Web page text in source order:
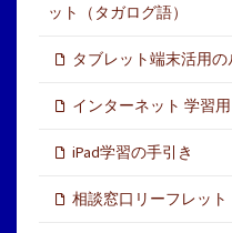
ット（タガログ語）
タブレット端末活用
インターネット 学習
iPad学習の手引き
相談窓口リーフレット